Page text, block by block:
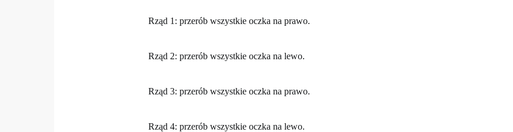
Rząd 1: przerób wszystkie oczka na prawo.
Rząd 2: przerób wszystkie oczka na lewo.
Rząd 3: przerób wszystkie oczka na prawo.
Rząd 4: przerób wszystkie oczka na lewo.